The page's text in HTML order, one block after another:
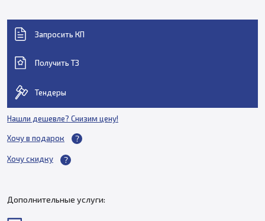
Запросить КП
Получить ТЗ
Тендеры
Нашли дешевле? Снизим цену!
Хочу в подарок
Хочу скидку
Дополнительные услуги: